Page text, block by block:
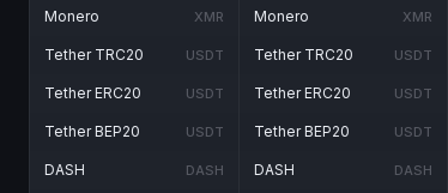
Monero XMR
Tether TRC20 USDT
Tether ERC20 USDT
Tether BEP20 USDT
DASH DASH
Monero XMR
Tether TRC20 USDT
Tether ERC20 USDT
Tether BEP20 USDT
DASH DASH